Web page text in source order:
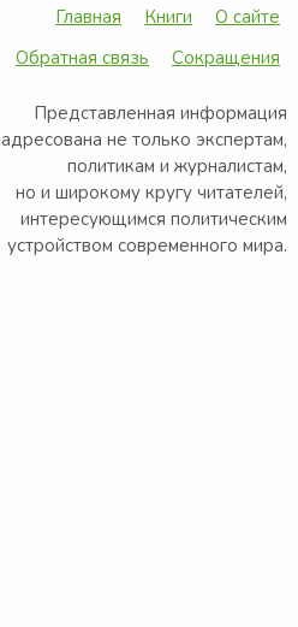
Главная Книги
О сайте
Обратная связь
Сокращения
Представленная информация
адресована не только экспертам,
политикам и журналистам,
но и широкому кругу читателей,
интересующимся политическим
устройством современного мира.